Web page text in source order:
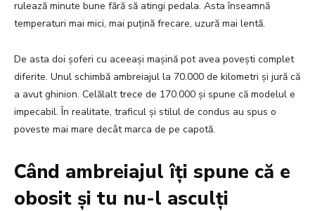
rulează minute bune fără să atingi pedala. Asta înseamnă
temperaturi mai mici, mai puțină frecare, uzură mai lentă.
De asta doi șoferi cu aceeași mașină pot avea povești complet
diferite. Unul schimbă ambreiajul la 70.000 de kilometri și jură că
a avut ghinion. Celălalt trece de 170.000 și spune că modelul e
impecabil. În realitate, traficul și stilul de condus au spus o
poveste mai mare decât marca de pe capotă.
Când ambreiajul îți spune că e
obosit și tu nu-l asculți